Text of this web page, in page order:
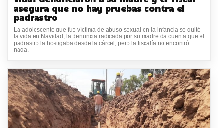
asegura que no hay pruebas contra el
padrastro
La adolescente que fue víctima de abuso sexual en la infancia se quitó
la vida en Navidad, la denuncia radicada por su madre da cuenta que el
padrastro la hostigaba desde la cárcel, pero la fiscalía no encontró
nada.